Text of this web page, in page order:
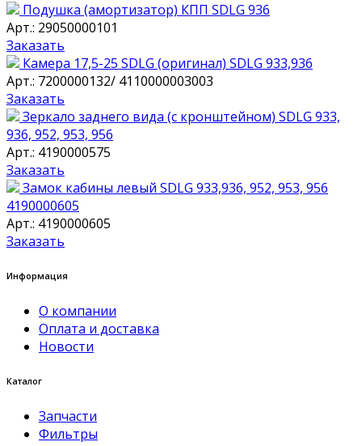
Подушка (амортизатор) КПП SDLG 936
Арт.: 29050000101
Заказать
Камера 17,5-25 SDLG (оригинал) SDLG 933,936
Арт.: 7200000132/ 4110000003003
Заказать
Зеркало заднего вида (с кронштейном) SDLG 933,
936, 952, 953, 956
Арт.: 4190000575
Заказать
Замок кабины левый SDLG 933,936, 952, 953, 956
4190000605
Арт.: 4190000605
Заказать
Информация
О компании
Оплата и доставка
Новости
Каталог
Запчасти
Фильтры